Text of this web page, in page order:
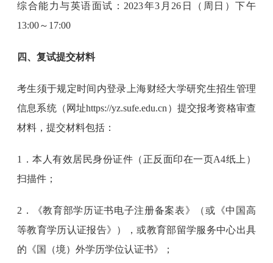
综合能力与英语面试：2023年3月26日（周日）下午
13:00～17:00
四、复试提交材料
考生须于规定时间内登录上海财经大学研究生招生管理
信息系统（网址https://yz.sufe.edu.cn）提交报考资格审查
材料，提交材料包括：
1．本人有效居民身份证件（正反面印在一页A4纸上）
扫描件；
2．《教育部学历证书电子注册备案表》（或《中国高
等教育学历认证报告》），或教育部留学服务中心出具
的《国（境）外学历学位认证书》；